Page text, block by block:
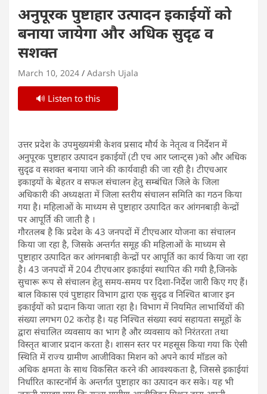
अनुपूरक पुष्टाहार उत्पादन इकाईयों को
बनाया जायेगा और अधिक सुदृढ व
सशक्त
March 10, 2024 Adarsh Ujala
🔊 Listen to this
उत्तर प्रदेश के उपमुख्यमंत्री केशव प्रसाद मौर्य के नेतृत्व व निर्देशन में
अनुपूरक पुष्टाहार उत्पादन इकाईयों (टी एच आर प्लान्ट्स )को और अधिक
सुदृढ व सशक्त बनाया जाने की कार्यवाही की जा रही है। टीएचआर
इकाइयों के बेहतर व सफल संचालन हेतु सम्बंधित जिले के जिला
अधिकारी की अध्यक्षता में जिला स्तरीय संचालन समिति का गठन किया
गया है। महिलाओं के माध्यम से पुष्टाहार उत्पादित कर आंगनबाड़ी केन्द्रों
पर आपूर्ति की जाती है ।
गौरतलब है कि प्रदेश के 43 जनपदों में टीएचआर योजना का संचालन
किया जा रहा है, जिसके अन्तर्गत समूह की महिलाओं के माध्यम से
पुष्टाहार उत्पादित कर आंगनबाड़ी केन्द्रों पर आपूर्ति का कार्य किया जा रहा
है। 43 जनपदों में 204 टीएचआर इकाईयां स्थापित की गयी है,जिनके
सुचारू रूप से संचालन हेतु समय-समय पर दिशा-निर्देश जारी किए गए हैं।
बाल विकास एवं पुष्टाहार विभाग द्वारा एक सुदृढ व निश्चित बाजार इन
इकाईयों को प्रदान किया जाता रहा है। विभाग में नियमित लाभार्थियों की
संख्या लगभग 02 करोड़ है। यह निश्चित संख्या स्वयं सहायता समूहों के
द्वारा संचालित व्यवसाय का भाग है और व्यवसाय को निरंतरता तथा
विस्तृत बाजार प्रदान करता है। शासन स्तर पर महसूस किया गया कि ऐसी
स्थिति में राज्य ग्रामीण आजीविका मिशन को अपने कार्य मॉडल को
अधिक क्षमता के साथ विकसित करने की आवश्यकता है, जिससे इकाईयां
निर्धारित कास्टनॉर्म के अन्तर्गत पुष्टाहार का उत्पादन कर सके। यह भी